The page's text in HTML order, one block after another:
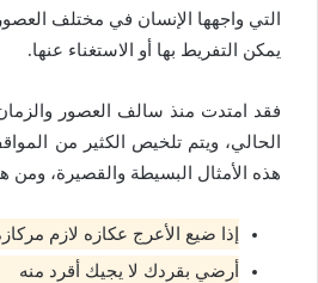
التي واجهها الإنسان في مختلف
يمكن التفريط بها أو الاستغناء عنها.
فقد امتدت منذ سالف العصور
الحالي، ويتم تلخيص الكثير من
هذه الأمثال البسيطة والقصيرة، ومن
إذا ضيع الأعرج عكازه لازم
أرضي بقردك لا يجيك أقرد منه